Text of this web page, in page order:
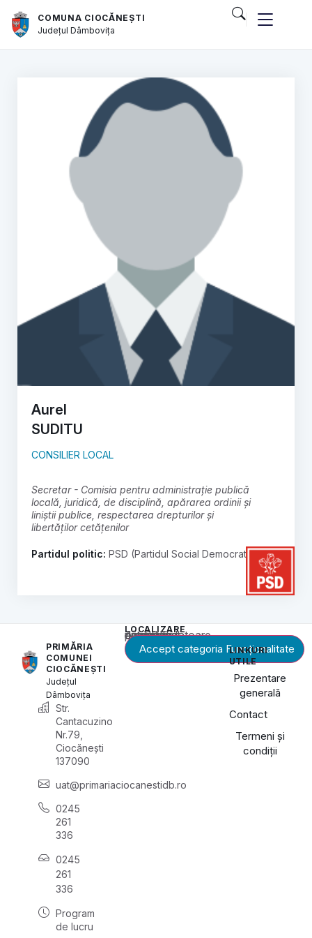
COMUNA CIOCĂNEȘTI
JudețulDâmbovița
Aurel
SUDITU
CONSILIER LOCAL
secretar - Comisia pentru administrație publică
locală, juridică, de disciplină, apărarea ordinii și
liniștii publice, respectarea drepturilor și
libertăților cetățenilor
Partidul politic: PSD (Partidul Social Democrat)
PRIMĂRIA
COMUNEI
CIOCĂNEȘTI
Județul
Dâmbovița
Str.
Cantacuzino
Nr.79,
Ciocănești
137090
uat@primariaciocanestidb.ro
0245
261
336
0245
261
336
Program
de lucru
LOCALIZARE
Acest conținut este blocat până când acceptați categoria corespunzătoare de cookie-uri.
Accept categoria Funcționalitate
LINKURI
UTILE
Prezentare
generală
Contact
Termeni și
condiții